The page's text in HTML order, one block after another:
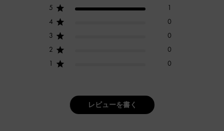
5
1
4
0
3
0
2
0
1
0
レビューを書く